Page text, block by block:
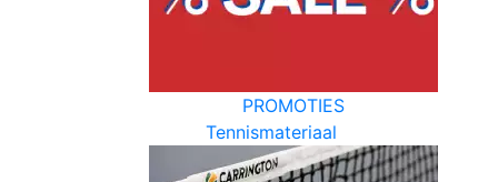
PROMOTIES
Tennismateriaal